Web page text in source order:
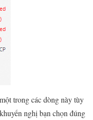
trong các dòng này tùy
nghị bạn chọn đúng